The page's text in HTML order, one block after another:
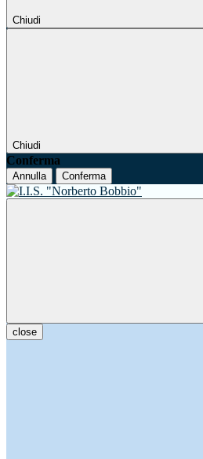
Chiudi
Chiudi
Conferma
Annulla Conferma
close